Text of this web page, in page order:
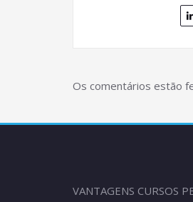
Os comentários estão
VANTAGENS CURSOS